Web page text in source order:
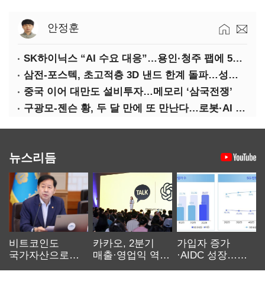
안정훈
SK하이닉스 “AI 수요 대응”…용인·청주 팹에 54조 투자
삼전-포스텍, 초고적층 3D 낸드 한계 돌파…성능·전력효율 개선
중국 이어 대만도 설비투자…메모리 ‘삼국전쟁’
구광모-젠슨 황, 두 달 만에 또 만난다…로봇·AI 등 논의
뉴스리듬
비트코인도
국가자산으로…'
카카오, 2분기
매출·영업익 역대
가입자 증가
·AIDC 성장…